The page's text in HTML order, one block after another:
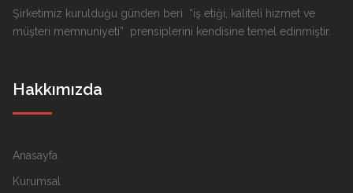
Şirketimiz kurulduğu günden beri “iş etiği, kaliteli hizmet ve
müşteri memnuniyeti” prensiplerini kendisine temel edinmiştir.
Hakkımızda
Anasayfa
Kurumsal